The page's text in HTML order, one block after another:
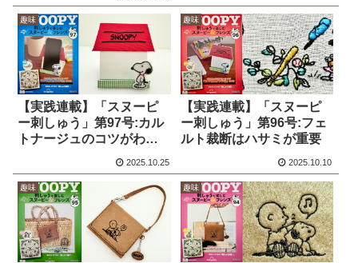
趣味
【実践連載】「スヌーピ
ー刺しゅう」第97号:カル
トナージュのコツがわか
2025.10.25
趣味
【実践連載】「スヌーピ
ー刺しゅう」第96号:フェ
ルト裁断はハサミが重要
2025.10.10
趣味 趣味